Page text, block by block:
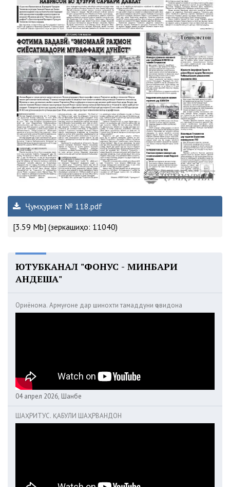
Ҷумҳурият № 118.pdf
[3.59 Mb] (зеркашиҳо: 11040)
ЮТУБКАНАЛ "ФОНУС - МИНБАРИ
АНДЕША"
Ориёнома. Армуғоне дар шинохти тамаддуни ҷовидона
04 апрел 2026, Шанбе
ШАҲРИТУС. ҚАБУЛИ ШАҲРВАНДОН